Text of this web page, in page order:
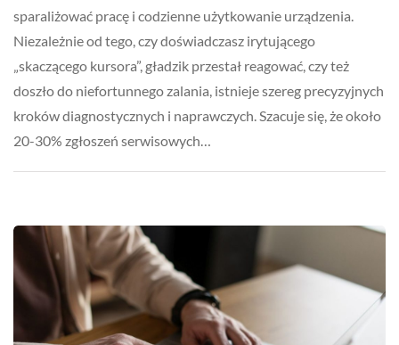
sparaliżować pracę i codzienne użytkowanie urządzenia.
Niezależnie od tego, czy doświadczasz irytującego
„skaczącego kursora”, gładzik przestał reagować, czy też
doszło do niefortunnego zalania, istnieje szereg precyzyjnych
kroków diagnostycznych i naprawczych. Szacuje się, że około
20-30% zgłoszeń serwisowych…